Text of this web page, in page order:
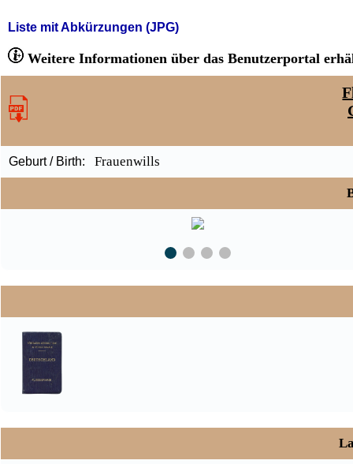
Liste mit Abkürzungen (JPG)
Weitere Informationen über das Benutzerportal
Geburt / Birth: Frauenwills